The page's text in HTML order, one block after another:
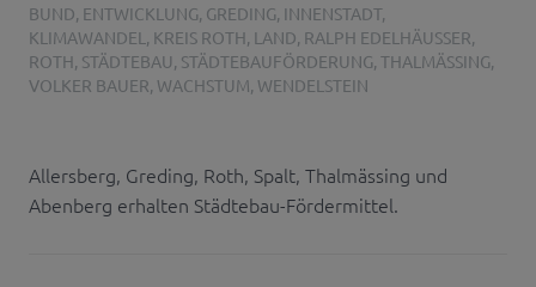
BUND, ENTWICKLUNG, GREDING, INNENSTADT,
KLIMAWANDEL , KREIS ROTH, LAND, RALPH EDELHÄUSSER
,
ROTH, STÄDTEBAU, STÄDTEBAUFÖRDERUNG, THALMÄSSING,
VOLKER BAUER, WACHSTUM, WENDELSTEIN
Allersberg, Greding, Roth, Spalt, Thalmässing und
Abenberg erhalten Städtebau-Fördermittel.